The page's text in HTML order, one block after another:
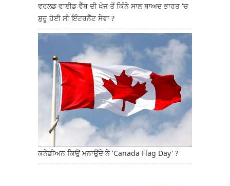
ਵਰਲਡ ਵਾਈਡ ਵੈੱਬ ਦੀ ਖੋਜ ਤੋਂ ਕਿੰਨੇ ਸਾਲ ਬਾਅਦ ਭਾਰਤ 'ਚ
ਸ਼ੁਰੂ ਹੋਈ ਸੀ ਇੰਟਰਨੈੱਟ ਸੇਵਾ ?
ਕਨੇਡੀਅਨ ਕਿਉਂ ਮਨਾਉਂਦੇ ਨੇ 'Canada Flag Day' ?